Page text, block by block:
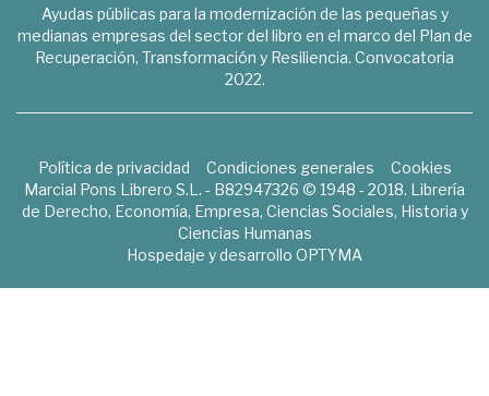
Ayudas públicas para la modernización de las pequeñas y
medianas empresas del sector del libro en el marco del Plan de
Recuperación, Transformación y Resiliencia. Convocatoria
2022.
Política de privacidad Condiciones generales
Cookies
Marcial Pons Librero S.L. - B82947326 © 1948 - 2018. Librería
de Derecho, Economía, Empresa, Ciencias Sociales, Historia y
Ciencias Humanas
Hospedaje y desarrollo OPTYMA